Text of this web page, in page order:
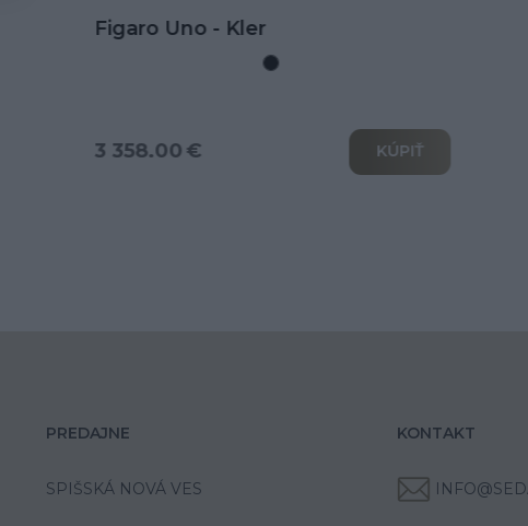
Kožená rohová sedačka Goya s
rozkladom na spanie
3 802.00 € KÚPIŤ
PREDAJNE
SPIŠSKÁ NOVÁ VES
KONTAKT